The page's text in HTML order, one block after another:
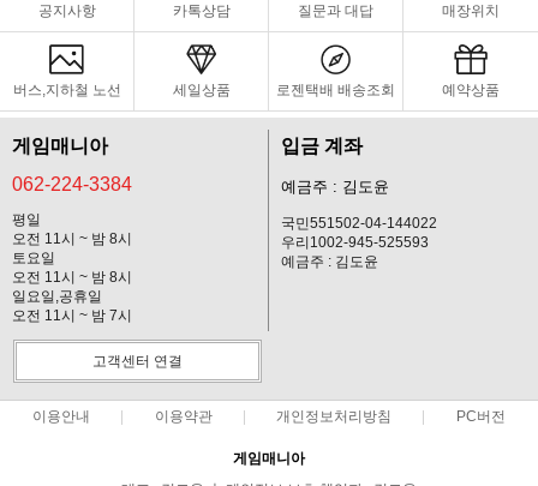
공지사항 카톡상담 질문과 대답 매장위치
버스,지하철 노선 세일상품 로젠택배 배송조회 예약상품
게임매니아
062-224-3384
평일
오전 11시 ~ 밤 8시
토요일
오전 11시 ~ 밤 8시
일요일,공휴일
오전 11시 ~ 밤 7시
입금 계좌
예금주 : 김도윤
국민551502-04-144022
우리1002-945-525593
예금주 : 김도윤
고객센터 연결
이용안내 이용약관 개인정보처리방침 PC버전
게임매니아